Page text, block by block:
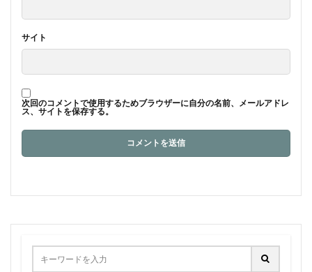
サイト
次回のコメントで使用するためブラウザーに自分の名前、メールアドレ
ス、サイトを保存する。